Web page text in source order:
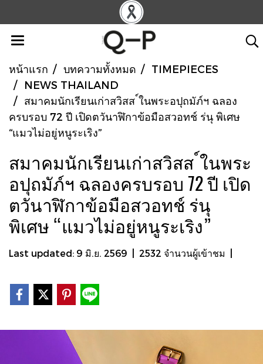
หน้าแรก บทความทั้งหมด
TIMEPIECES
NEWS THAILAND
สมาคมนักเรียนเก่าสวิสส ์ในพระอปุถมัภ์ฯ ฉลอง
ครบรอบ 72 ปี เปิดตวันาฬิกาข้อมือสวอทช์ ร่นุ พิเศษ
“แมวไม่อยู่หนูระเริง”
สมาคมนักเรียนเก่าสวิสส ์ในพระ
อปุถมัภ์ฯ ฉลองครบรอบ 72 ปี เปิด
ตวันาฬิกาข้อมือสวอทช์ ร่นุ
พิเศษ “แมวไม่อยู่หนูระเริง”
Last updated: 9 มิ.ย. 2569 2532 จำนวนผู้เข้าชม